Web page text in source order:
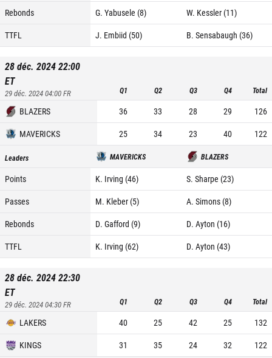
Rebonds G. Yabusele (8)
W. Kessler (11)
TTFL
J. Embiid (50) B. Sensabaugh (36)
28 déc. 2024 22:00
ET
29 déc. 2024 04:00FR Q1 Q2 Q3 Q4 Total
BLAZERS 36 33 28 29
126
MAVERICKS
25 34 23 40 122
Leaders MAVERICKS BLAZERS
Points K. Irving (46)
S. Sharpe (23)
Passes
M. Kleber (5)
A. Simons (8)
Rebonds
D. Gafford (9)
D. Ayton (16)
TTFL
K. Irving (62) D. Ayton (43)
28 déc. 2024 22:30
ET
29 déc. 2024 04:30FR Q1 Q2 Q3 Q4 Total
LAKERS 40 25 42 25
132
KINGS
31 35 24 32 122